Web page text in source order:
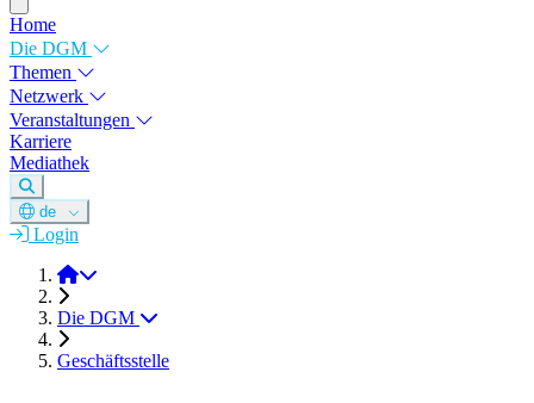
Home
Die DGM
Themen
Netzwerk
Veranstaltungen
Karriere
Mediathek
de
Login
DGM e.V.
Die DGM
Geschäftsstelle